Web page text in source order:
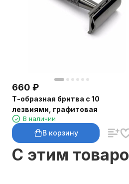
660 ₽
Т-образная бритва с 10
лезвиями, графитовая
В наличии
В корзину
C этим